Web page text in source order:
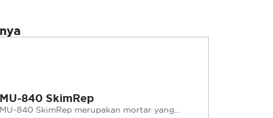
MU-840 SkimRep
MU-840 SkimRep merupakan mortar yang...